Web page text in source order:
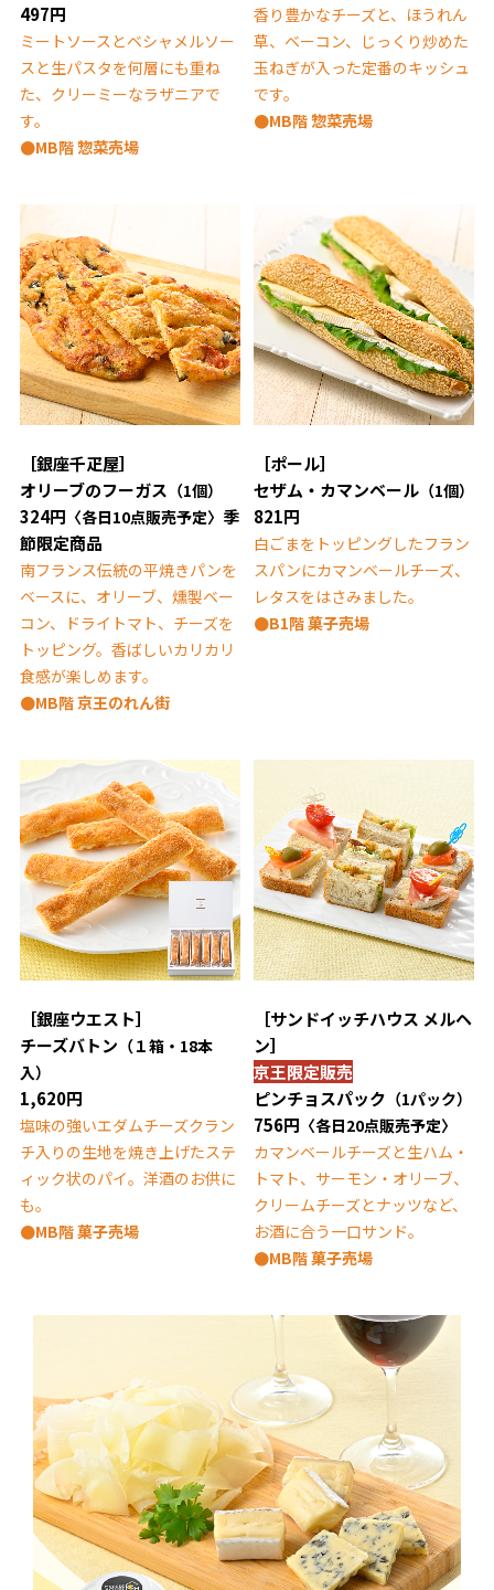
497円
ミートソースとベシャメルソー
スと生パスタを何層にも重ね
た、クリーミーなラザニアで
す。
●MB階 惣菜売場
香り豊かなチーズと、ほうれん
草、ベーコン、じっくり炒めた
玉ねぎが入った定番のキッシュ
です。
●MB階 惣菜売場
［銀座千疋屋］
オリーブのフーガス （1個）
324円 〈各日10点販売予定〉 季
節限定商品
南フランス伝統の平焼きパンを
ベースに、オリーブ、燻製ベー
コン、ドライトマト、チーズを
トッピング。香ばしいカリカリ
食感が楽しめます。
●MB階 京王のれん街
［ポール］
セザム・カマンベール（1個）
821円
白ごまをトッピングしたフラン
スパンにカマンベールチーズ、
レタスをはさみました。
●B1階 菓子売場
［銀座ウエスト］
チーズバトン （１箱・18本
入）
1,620円
塩味の強いエダムチーズクラン
チ入りの生地を焼き上げたステ
ィック状のパイ。洋酒のお供に
も。
●MB階 菓子売場
［サンドイッチハウス メルヘ
ン］
京王限定販売
ピンチョスパック （1パック）
756円 〈各日20点販売予定〉
カマンベールチーズと生ハム・
トマト、サーモン・オリーブ、
クリームチーズとナッツなど、
お酒に合う一口サンド。
●MB階 菓子売場